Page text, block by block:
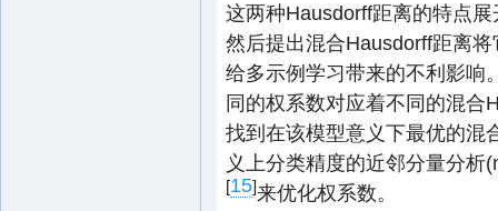
这两种Hausdorff距离的特点
然后提出混合Hausdorff距离
给多示例学习带来的不利影响
同的权系数对应着不同的混合
找到在该模型意义下最优的混
义上分类精度的近邻分量分析
[15]来优化权系数。